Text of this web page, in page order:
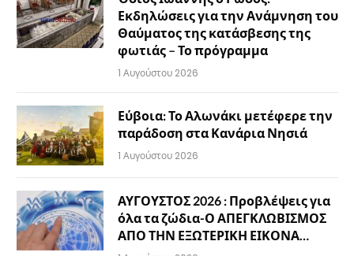
Εκδηλώσεις για την Ανάμνηση του
Θαύματος της κατάσβεσης της
φωτιάς – Το πρόγραμμα
1 Αυγούστου 2026
Εύβοια: Το Αλωνάκι μετέφερε την
παράδοση στα Κανάρια Νησιά
1 Αυγούστου 2026
ΑΥΓΟΥΣΤΟΣ 2026 : Προβλέψεις για
όλα τα ζώδια-Ο ΑΠΕΓΚΛΩΒΙΣΜΟΣ
ΑΠΟ ΤΗΝ ΕΞΩΤΕΡΙΚΗ ΕΙΚΟΝΑ…